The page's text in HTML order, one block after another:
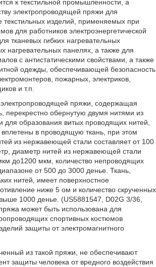
к текстильной промышленности, а
электропроводящей пряжи для
текстильных изделий, применяемых при
для работников электроэнергетической
тканевых гибких нагревательных
нагревательных панелях, а также для
с антистатическими свойствами, а также
одежды, обеспечивающей безопасность
пожарных, электриков,
и т.п.
электропроводящей пряжи, содержащая
перекрестно обернутую двумя нитями из
образования витых проводящих нитей,
вплетены в проводящую ткань, при этом
из нержавеющей стали составляет от 100
диаметр нитей из нержавеющей стали
до1200 мкм, количество непроводящих
от 500 до 3000 денье. Ткань,
нитей, имеет поверхностное
ниже 5 ом и количество скрученных
1000 денье. (US5881547, D02G 3/36,
может быть использована для
спортивных костюмов
защиты от электромагнитного
из такой пряжи, не обеспечивают
защиты человека от вредного воздействия